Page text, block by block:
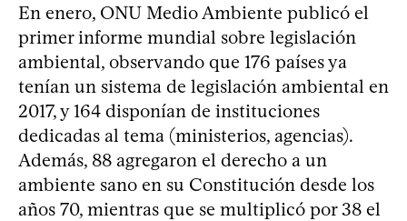
En enero, ONU Medio Ambiente publicó el
primer informe mundial sobre legislación
ambiental, observando que 176 países ya
tenían un sistema de legislación ambiental en
2017, y 164 disponían de instituciones
dedicadas al tema (ministerios, agencias).
Además, 88 agregaron el derecho a un
ambiente sano en su Constitución desde los
años 70, mientras que se multiplicó por 38 el